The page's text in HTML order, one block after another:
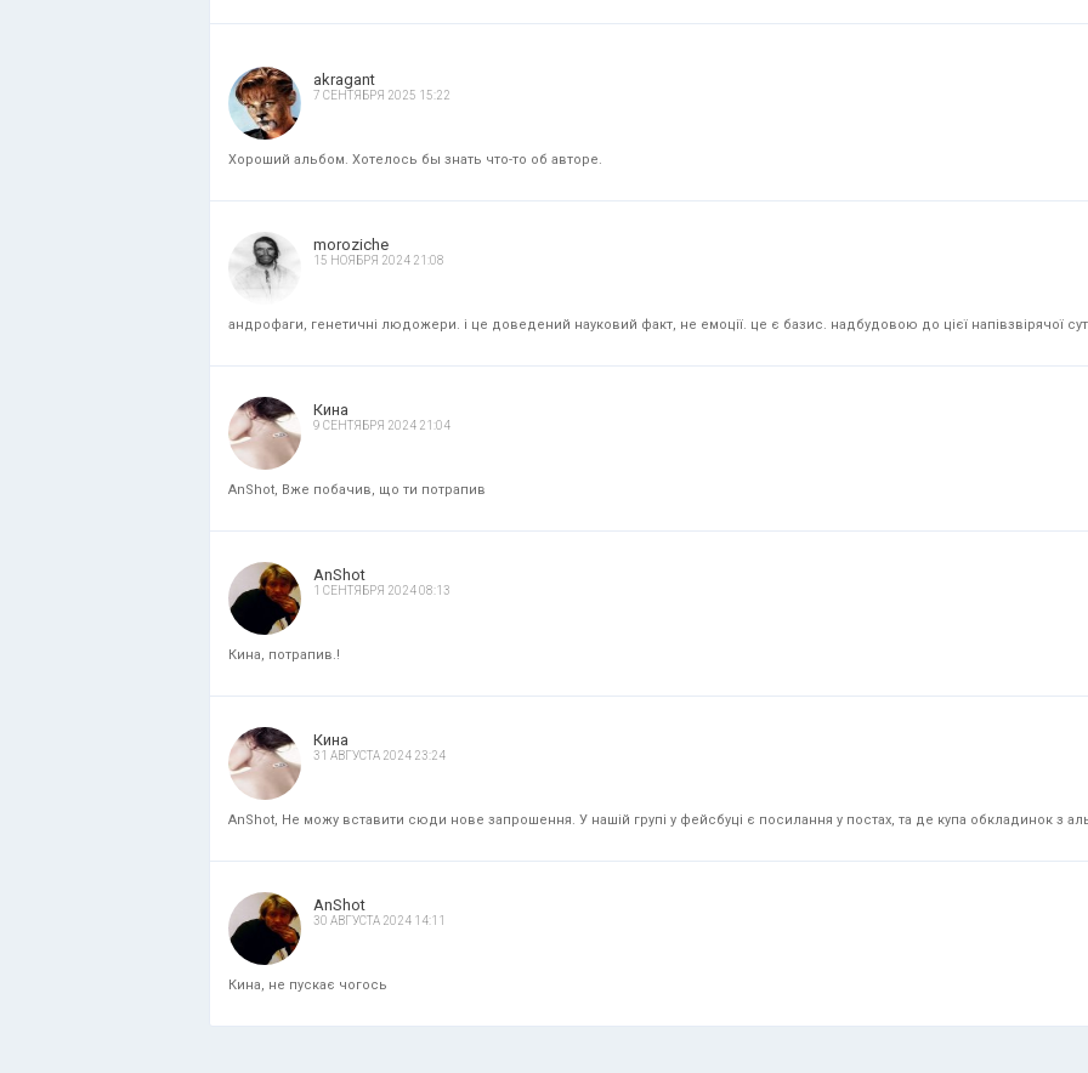
akragant
7 СЕНТЯБРЯ 2025 15:22
Хороший альбом. Хотелось бы знать что-то об авторе.
moroziche
15 НОЯБРЯ 2024 21:08
андрофаги, генетичні людожери. і це доведений науковий факт, не емоції. це є базис. надбудовою до цієї напівзвірячої
Кина
9 СЕНТЯБРЯ 2024 21:04
AnShot, Вже побачив, що ти потрапив
AnShot
1 СЕНТЯБРЯ 2024 08:13
Кина, потрапив.!
Кина
31 АВГУСТА 2024 23:24
AnShot, Не можу вставити сюди нове запрошення. У нашій групі у фейсбуці є посилання у постах, та де купа обкладинок з
AnShot
30 АВГУСТА 2024 14:11
Кина, не пускає чогось